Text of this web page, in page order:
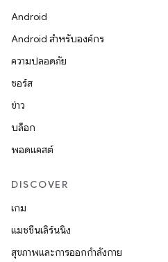
Android
Android สำหรับองค์กร
ความปลอดภัย
ซอร์ส
ข่าว
บล็อก
พอดแคสต์
DISCOVER
เกม
แมชชีนเลิร์นนิง
สุขภาพและการออกกำลังกาย